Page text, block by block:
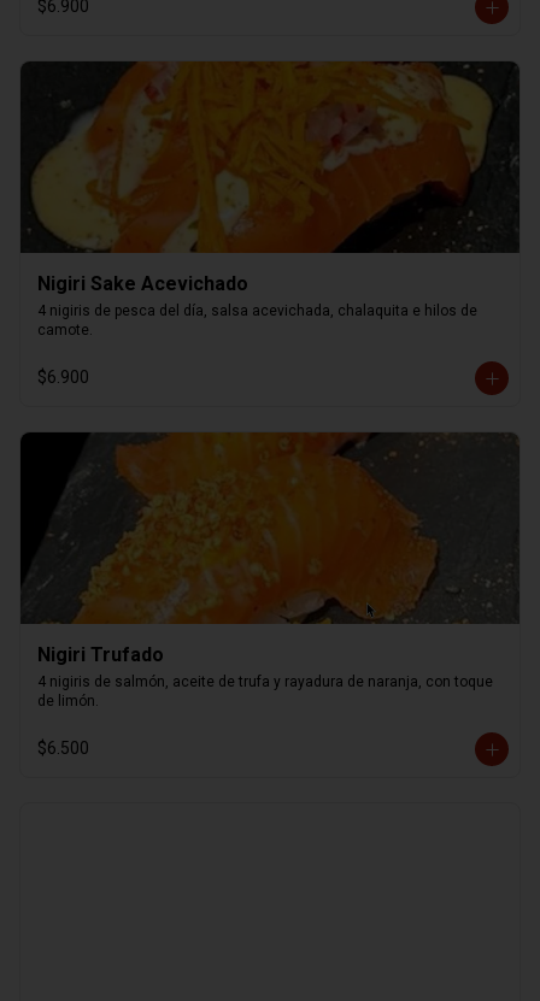
$6.900
Nigiri Sake Acevichado
4 nigiris de pesca del día, salsa acevichada, chalaquita e hilos de
camote.
$6.900
Nigiri Trufado
4 nigiris de salmón, aceite de trufa y rayadura de naranja, con toque
de limón.
$6.500